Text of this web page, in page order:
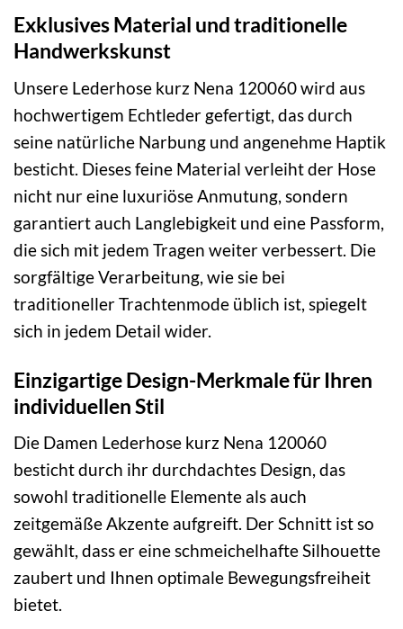
Exklusives Material und traditionelle
Handwerkskunst
Unsere Lederhose kurz Nena 120060 wird aus
hochwertigem Echtleder gefertigt, das durch
seine natürliche Narbung und angenehme Haptik
besticht. Dieses feine Material verleiht der Hose
nicht nur eine luxuriöse Anmutung, sondern
garantiert auch Langlebigkeit und eine Passform,
die sich mit jedem Tragen weiter verbessert. Die
sorgfältige Verarbeitung, wie sie bei
traditioneller Trachtenmode üblich ist, spiegelt
sich in jedem Detail wider.
Einzigartige Design-Merkmale für Ihren
individuellen Stil
Die Damen Lederhose kurz Nena 120060
besticht durch ihr durchdachtes Design, das
sowohl traditionelle Elemente als auch
zeitgemäße Akzente aufgreift. Der Schnitt ist so
gewählt, dass er eine schmeichelhafte Silhouette
zaubert und Ihnen optimale Bewegungsfreiheit
bietet.